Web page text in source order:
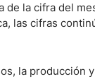
la cifra del
las cifras
la producción